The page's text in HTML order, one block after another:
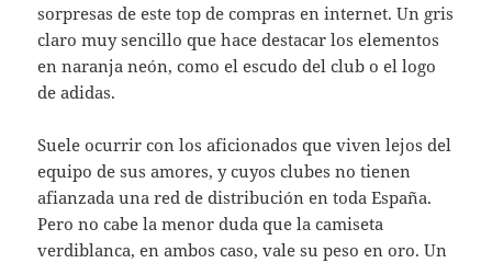
sorpresas de este top de compras en internet. Un gris
claro muy sencillo que hace destacar los elementos
en naranja neón, como el escudo del club o el logo
de adidas.
Suele ocurrir con los aficionados que viven lejos del
equipo de sus amores, y cuyos clubes no tienen
afianzada una red de distribución en toda España.
Pero no cabe la menor duda que la camiseta
verdiblanca, en ambos caso, vale su peso en oro. Un